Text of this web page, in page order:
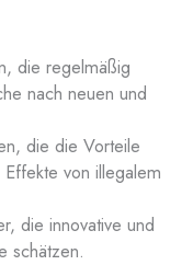
die regelmäßig
nach neuen und
die die Vorteile
von illegalem
die innovative und
schätzen.